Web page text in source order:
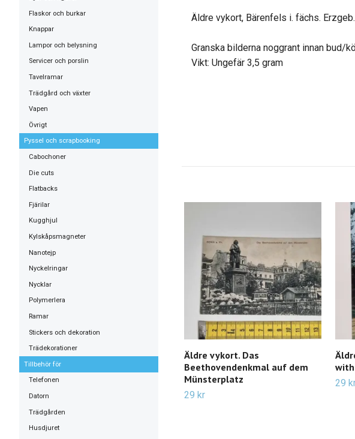
Flaskor och burkar
Knappar
Lampor och belysning
Servicer och porslin
Tavelramar
Trädgård och växter
Vapen
Övrigt
Pyssel och scrapbooking
Cabochoner
Die cuts
Flatbacks
Fjärilar
Kugghjul
Kylskåpsmagneter
Nanotejp
Nyckelringar
Nycklar
Polymerlera
Ramar
Stickers och dekoration
Trädekorationer
Tillbehör för
Telefonen
Datorn
Trädgården
Husdjuret
Äldre vykort, Bärenfels i. fächs.
Granska bilderna noggrant innan bud/
Vikt: Ungefär 3,5 gram
Äldre vykort. Das
Beethovendenkmal auf dem
Münsterplatz
29 kr
29